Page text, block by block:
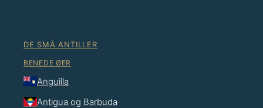
DE SMÅ ANTILLER
BENEDE ØER
Anguilla
Antigua og Barbuda